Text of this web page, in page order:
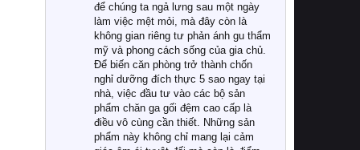
để chúng ta ngả lưng sau một ngày
làm việc mệt mỏi, mà đây còn là
không gian riêng tư phản ánh gu thẩm
mỹ và phong cách sống của gia chủ.
Để biến căn phòng trở thành chốn
nghỉ dưỡng đích thực 5 sao ngay tại
nhà, việc đầu tư vào các bộ sản
phẩm chăn ga gối đệm cao cấp là
điều vô cùng cần thiết. Những sản
phẩm này không chỉ mang lại cảm